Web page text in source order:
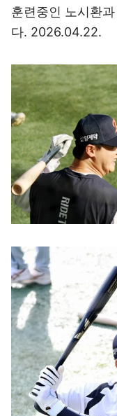
훈련중인 노시환
다. 2026.04.22.